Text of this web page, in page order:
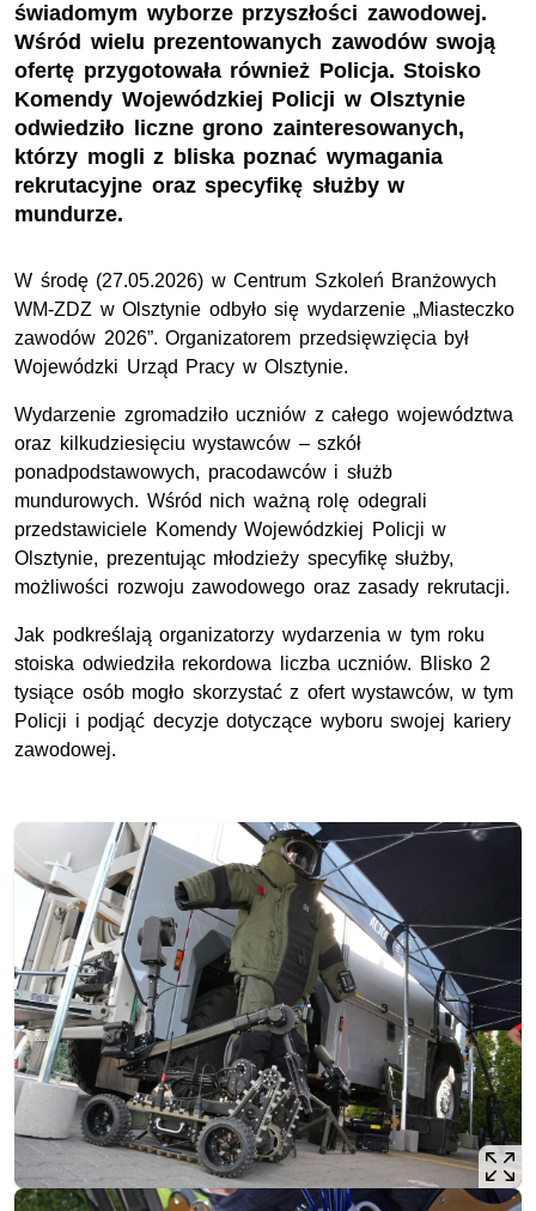
świadomym wyborze przyszłości zawodowej.
Wśród wielu prezentowanych zawodów swoją
ofertę przygotowała również Policja. Stoisko
Komendy Wojewódzkiej Policji w Olsztynie
odwiedziło liczne grono zainteresowanych,
którzy mogli z bliska poznać wymagania
rekrutacyjne oraz specyfikę służby w
mundurze.
W środę (27.05.2026) w Centrum Szkoleń Branżowych
WM-ZDZ w Olsztynie odbyło się wydarzenie „Miasteczko
zawodów 2026”. Organizatorem przedsięwzięcia był
Wojewódzki Urząd Pracy w Olsztynie.
Wydarzenie zgromadziło uczniów z całego województwa
oraz kilkudziesięciu wystawców – szkół
ponadpodstawowych, pracodawców i służb
mundurowych. Wśród nich ważną rolę odegrali
przedstawiciele Komendy Wojewódzkiej Policji w
Olsztynie, prezentując młodzieży specyfikę służby,
możliwości rozwoju zawodowego oraz zasady rekrutacji.
Jak podkreślają organizatorzy wydarzenia w tym roku
stoiska odwiedziła rekordowa liczba uczniów. Blisko 2
tysiące osób mogło skorzystać z ofert wystawców, w tym
Policji i podjąć decyzje dotyczące wyboru swojej kariery
zawodowej.